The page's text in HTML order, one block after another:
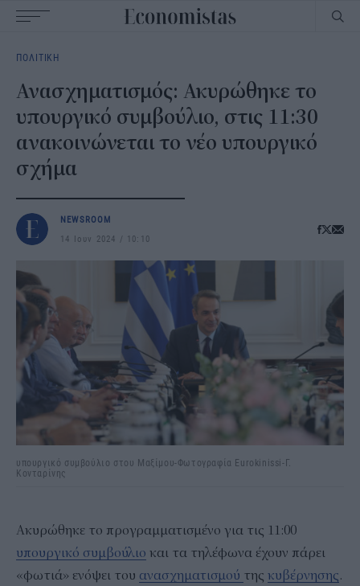
navigation
ΠΟΛΙΤΙΚΗ
Ανασχηματισμός: Ακυρώθηκε το
υπουργικό συμβούλιο, στις 11:30
ανακοινώνεται το νέο υπουργικό
σχήμα
NEWSROOM
14 Ιουν 2024
10:10
υπουργικό συμβούλιο στου Μαξίμου-Φωτογραφία Eurokinissi-Γ.
Κονταρίνης
Ακυρώθηκε το προγραμματισμένο για τις 11:00
υπουργικό συμβούλιο και τα τηλέφωνα έχουν πάρει
«φωτιά» ενόψει του ανασχηματισμού της κυβέρνησης.